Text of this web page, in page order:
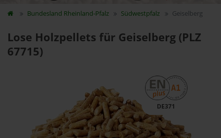
Bundesland Rheinland-Pfalz Südwestpfalz Geiselberg
Lose Holzpellets für Geiselberg (PLZ
67715)
DE371